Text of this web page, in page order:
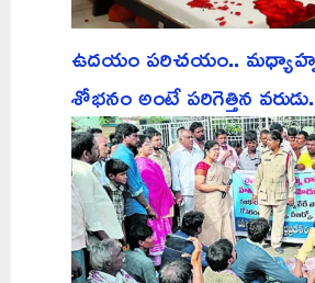
ఉదయం పరిచయం..
శోభనం అంటే పరిగెత్తిన